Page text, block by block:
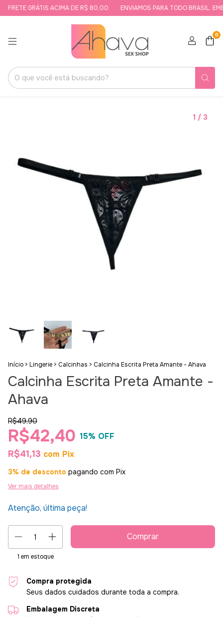
FRETE GRÁTIS ACIMA DE R$ 80,00 ENVIAMOS PARA TODO BRASIL.
0
1 / 3
Início > Lingerie > Calcinhas > Calcinha Escrita Preta Amante - Ahava
Calcinha Escrita Preta Amante -
Ahava
R$49,90
R$42,40 15% OFF
R$41,13 com Pix
3% de desconto pagando com Pix
Ver mais detalhes
Atenção, última peça!
1 em estoque
Compra protegida
Seus dados cuidados durante toda a compra.
Embalagem Discreta